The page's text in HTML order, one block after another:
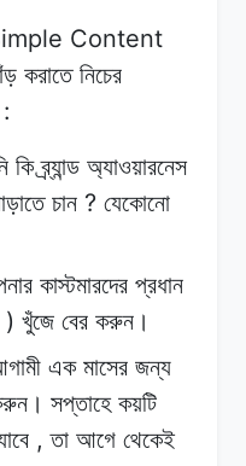
Content
করাতে নিচের
:
কি ব্র্যান্ড অ্যাওয়ারনেস
চান ? যেকোনো
কাস্টমারদের প্রধান
) খুঁজে বের করুন।
এক মাসের জন্য
সপ্তাহে কয়টি
,তা আগে থেকেই